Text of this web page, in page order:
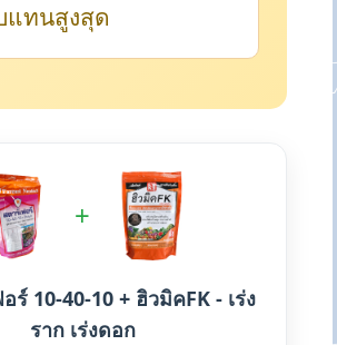
แทนสูงสุด
+
ร์ 10-40-10 + ฮิวมิคFK - เร่ง
ราก เร่งดอก